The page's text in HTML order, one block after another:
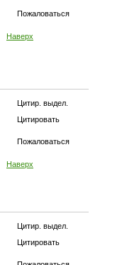
Пожаловаться
Наверх
Цитир. выдел.
Цитировать
Пожаловаться
Наверх
Цитир. выдел.
Цитировать